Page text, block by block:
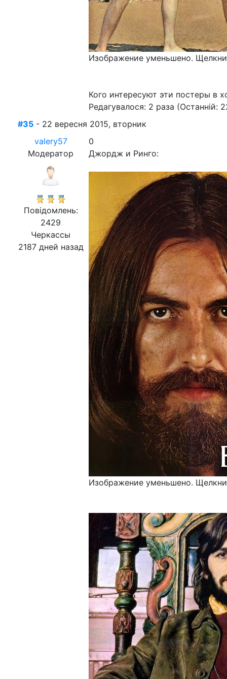
Изображение уменьшено.
Кого интересуют эти постеры в
Редагувалося: 2 раза (Останній:
#35 - 22 вересня 2015, вторник
valery57
Модератор
Повідомлень:
2429
Черкассы
2187 дней назад
0
Джордж и Ринго:
Изображение уменьшено.